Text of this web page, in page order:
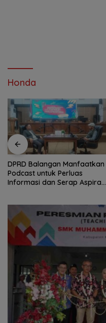
Honda
DPRD Balangan Manfaatkan
Podcast untuk Perluas
Informasi dan Serap Aspirasi